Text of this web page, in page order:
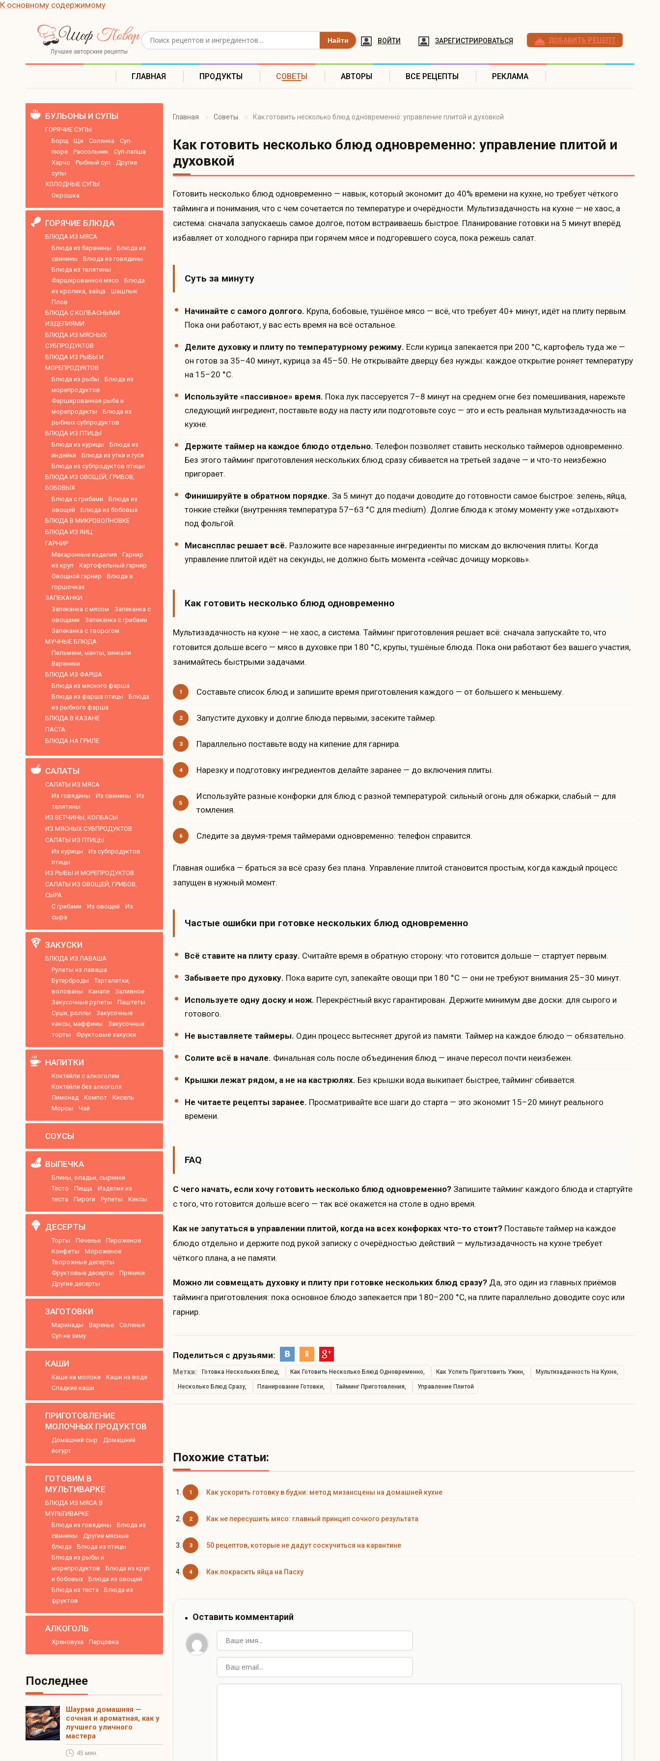
К основному содержимому
Лучшие авторские рецепты
Поиск рецептов ВОЙТИ ЗАРЕГИСТРИРОВАТЬСЯ ДОБАВИТЬ РЕЦЕПТ
ГЛАВНАЯ ПРОДУКТЫ СОВЕТЫ АВТОРЫ ВСЕ РЕЦЕПТЫ РЕКЛАМА
Главная Советы Как готовить несколько блюд одновременно: управление плитой и духовкой
Как готовить несколько блюд одновременно: управление плитой и
духовкой
Готовить несколько блюд одновременно — навык, который экономит до 40% времени на кухне, но требует чёткого
тайминга и понимания, что с чем сочетается по температуре и очерёдности. Мультизадачность на кухне — не хаос, а
система: сначала запускаешь самое долгое, потом встраиваешь быстрое. Планирование готовки на 5 минут вперёд
избавляет от холодного гарнира при горячем мясе и подгоревшего соуса, пока режешь салат.
Суть за минуту
Начинайте с самого долгого. Крупа, бобовые, тушёное мясо — всё, что требует 40+ минут, идёт на плиту первым.
Пока они работают, у вас есть время на всё остальное.
Делите духовку и плиту по температурному режиму. Если курица запекается при 200 °C, картофель туда же —
он готов за 35–40 минут, курица за 45–50. Не открывайте дверцу без нужды: каждое открытие роняет температуру
на 15–20 °C.
Используйте «пассивное» время. Пока лук пассеруется 7–8 минут на среднем огне без помешивания, нарежьте
следующий ингредиент, поставьте воду на пасту или подготовьте соус — это и есть реальная мультизадачность на
кухне.
Держите таймер на каждое блюдо отдельно. Телефон позволяет ставить несколько таймеров одновременно.
Без этого тайминг приготовления нескольких блюд сразу сбивается на третьей задаче — и что-то неизбежно
пригорает.
Финишируйте в обратном порядке. За 5 минут до подачи доводите до готовности самое быстрое: зелень, яйца,
тонкие стейки (внутренняя температура 57–63 °C для medium). Долгие блюда к этому моменту уже «отдыхают»
под фольгой.
Мисансплас решает всё. Разложите все нарезанные ингредиенты по мискам до включения плиты. Когда
управление плитой идёт на секунды, не должно быть момента «сейчас дочищу морковь».
Как готовить несколько блюд одновременно
Мультизадачность на кухне — не хаос, а система. Тайминг приготовления решает всё: сначала запускайте то, что
готовится дольше всего — мясо в духовке при 180 °C, крупы, тушёные блюда. Пока они работают без вашего участия,
занимайтесь быстрыми задачами.
Составьте список блюд и запишите время приготовления каждого — от большего к меньшему.
Запустите духовку и долгие блюда первыми, засеките таймер.
Параллельно поставьте воду на кипение для гарнира.
Нарезку и подготовку ингредиентов делайте заранее — до включения плиты.
Используйте разные конфорки для блюд с разной температурой: сильный огонь для обжарки, слабый — для
томления.
Следите за двумя-тремя таймерами одновременно: телефон справится.
Главная ошибка — браться за всё сразу без плана. Управление плитой становится простым, когда каждый процесс
запущен в нужный момент.
Частые ошибки при готовке нескольких блюд одновременно
Всё ставите на плиту сразу. Считайте время в обратную сторону: что готовится дольше — стартует первым.
Забываете про духовку. Пока варите суп, запекайте овощи при 180 °C — они не требуют внимания 25–30 минут.
Используете одну доску и нож. Перекрёстный вкус гарантирован. Держите минимум две доски: для сырого и
готового.
Не выставляете таймеры. Один процесс вытесняет другой из памяти. Таймер на каждое блюдо — обязательно.
Солите всё в начале. Финальная соль после объединения блюд — иначе пересол почти неизбежен.
Крышки лежат рядом, а не на кастрюлях. Без крышки вода выкипает быстрее, тайминг сбивается.
Не читаете рецепты заранее. Просматривайте все шаги до старта — это экономит 15–20 минут реального
времени.
FAQ
С чего начать, если хочу готовить несколько блюд одновременно? Запишите тайминг каждого блюда и стартуйте
с того, что готовится дольше всего — так всё окажется на столе в одно время.
Как не запутаться в управлении плитой, когда на всех конфорках что-то стоит? Поставьте таймер на каждое
блюдо отдельно и держите под рукой записку с очерёдностью действий — мультизадачность на кухне требует
чёткого плана, а не памяти.
Можно ли совмещать духовку и плиту при готовке нескольких блюд сразу? Да, это один из главных приёмов
тайминга приготовления: пока основное блюдо запекается при 180–200 °C, на плите параллельно доводите соус или
гарнир.
Поделиться с друзьями:
Метки: Готовка Нескольких Блюд Как Готовить Несколько Блюд Одновременно Как Успеть Приготовить Ужин Мультизадачность На Кухне
Несколько Блюд Сразу Планирование Готовки Тайминг Приготовления Управление Плитой
Похожие статьи:
Как ускорить готовку в будни: метод мизансцены на домашней кухне
Как не пересушить мясо: главный принцип сочного результата
50 рецептов, которые не дадут соскучиться на карантине
Как покрасить яйца на Пасху
Оставить комментарий
БУЛЬОНЫ И СУПЫ
ГОРЯЧИЕ СУПЫ
Борщ
Щи Солянка
Суп-
пюре
Рассольник
Суп-лапша
Харчо
Рыбный суп
Другие
супы
ХОЛОДНЫЕ СУПЫ
Окрошка
ГОРЯЧИЕ БЛЮДА
БЛЮДА ИЗ МЯСА
Блюда из баранины
Блюда из
свинины
Блюда из говядины
Блюда из телятины
Фаршированное мясо
Блюда
из кролика, зайца
Шашлык
Плов
БЛЮДА С КОЛБАСНЫМИ
ИЗДЕЛИЯМИ
БЛЮДА ИЗ МЯСНЫХ
СУБПРОДУКТОВ
БЛЮДА ИЗ РЫБЫ И
МОРЕПРОДУКТОВ
Блюда из рыбы
Блюда из
морепродуктов
Фаршированная рыба и
морепродукты
Блюда из
рыбных субпродуктов
БЛЮДА ИЗ ПТИЦЫ
Блюда из курицы
Блюда из
индейки
Блюда из утки и гуся
Блюда из субпродуктов птицы
БЛЮДА ИЗ ОВОЩЕЙ, ГРИБОВ,
БОБОВЫХ
Блюда с грибами
Блюда из
овощей
Блюда из бобовых
БЛЮДА В МИКРОВОЛНОВКЕ
БЛЮДА ИЗ ЯИЦ
ГАРНИР
Макаронные изделия
Гарнир
из круп
Картофельный гарнир
Овощной гарнир
Блюда в
горшочках
ЗАПЕКАНКИ
Запеканка с мясом
Запеканка с
овощами
Запеканка с грибами
Запеканка с творогом
МУЧНЫЕ БЛЮДА
Пельмени, манты, хинкали
Вареники
БЛЮДА ИЗ ФАРША
Блюда из мясного фарша
Блюда из фарша птицы
Блюда
из рыбного фарша
БЛЮДА В КАЗАНЕ
ПАСТА
БЛЮДА НА ГРИЛЕ
САЛАТЫ
САЛАТЫ ИЗ МЯСА
Из говядины
Из свинины
Из
телятины
ИЗ ВЕТЧИНЫ, КОЛБАСЫ
ИЗ МЯСНЫХ СУБПРОДУКТОВ
САЛАТЫ ИЗ ПТИЦЫ
Из курицы
Из субпродуктов
птицы
ИЗ РЫБЫ И МОРЕПРОДУКТОВ
САЛАТЫ ИЗ ОВОЩЕЙ, ГРИБОВ,
СЫРА
С грибами
Из овощей
Из
сыра
ЗАКУСКИ
БЛЮДА ИЗ ЛАВАША
Рулеты из лаваша
Бутерброды
Тарталетки,
волованы
Канапе
Заливное
Закусочные рулеты
Паштеты
Суши, роллы
Закусочные
кексы, маффины
Закусочные
торты
Фруктовые закуски
НАПИТКИ
Коктейли с алкоголем
Коктейли без алкоголя
Лимонад
Компот
Кисель
Морсы
Чай
СОУСЫ
ВЫПЕЧКА
Блины, оладьи, сырники
Тесто
Пицца
Изделия из
теста
Пироги Рулеты Кексы
ДЕСЕРТЫ
Торты Печенье
Пироженое
Конфеты
Мороженое
Творожные десерты
Фруктовые десерты
Пряники
Другие десерты
ЗАГОТОВКИ
Маринады Варенье
Соленья
Суп на зиму
КАШИ
Каши на молоке
Каши на воде
Сладкие каши
ПРИГОТОВЛЕНИЕ
МОЛОЧНЫХ ПРОДУКТОВ
Домашний сыр
Домашний
йогурт
ГОТОВИМ В
МУЛЬТИВАРКЕ
БЛЮДА ИЗ МЯСА В
МУЛЬТИВАРКЕ
Блюда из говядины
Блюда из
свинины
Другие мясные
блюда
Блюда из птицы
Блюда из рыбы и
морепродуктов
Блюда из круп
и бобовых
Блюда из овощей
Блюда из теста
Блюда из
фруктов
АЛКОГОЛЬ
Хреновуха Перцовка
Последнее
Шаурма домашняя —
сочная и ароматная, как у
лучшего уличного
мастера
45 мин.